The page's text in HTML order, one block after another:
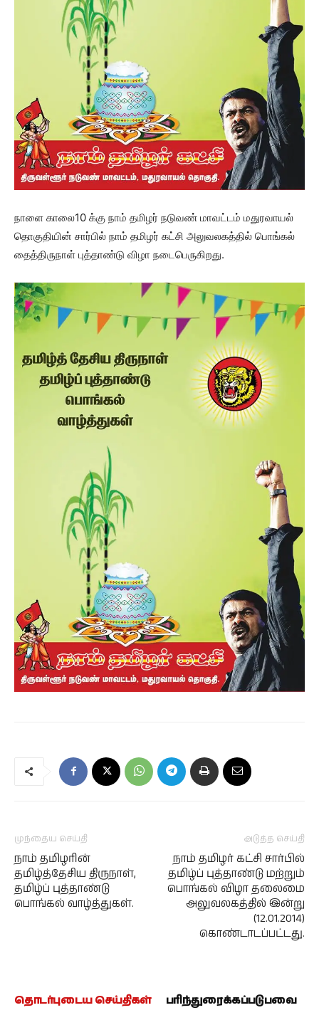
நாளை காலை10 க்கு நாம் தமிழர் நடுவண் மாவட்டம் மதுரவாயல்
தொகுதியின் சார்பில் நாம் தமிழர் கட்சி அலுவலகத்தில் பொங்கல்
தைத்திருநாள் புத்தாண்டு விழா நடைபெருகிறது.
முந்தைய செய்தி
நாம் தமிழரின்
தமிழ்த்தேசிய திருநாள்,
தமிழ்ப் புத்தாண்டு
பொங்கல் வாழ்த்துகள்.
அடுத்த செய்தி
நாம் தமிழர் கட்சி சார்பில்
தமிழ்ப் புத்தாண்டு மற்றும்
பொங்கல் விழா தலைமை
அலுவலகத்தில் இன்று
(12.01.2014)
கொண்டாடப்பட்டது.
தொடர்புடைய செய்திகள் பரிந்துரைக்கப்படுபவை